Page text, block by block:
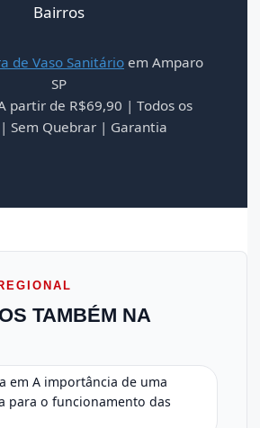
Bairros
de Vaso Sanitário em Amparo
SP
partir de R$69,90 | Todos os
Sem Quebrar | Garantia
TAMBÉM NA
em A importância de uma
para o funcionamento das